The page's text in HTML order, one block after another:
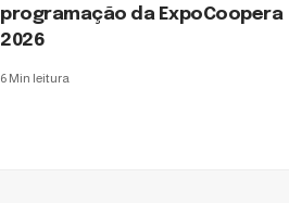
programação da ExpoCoopera
2026
6 Min leitura